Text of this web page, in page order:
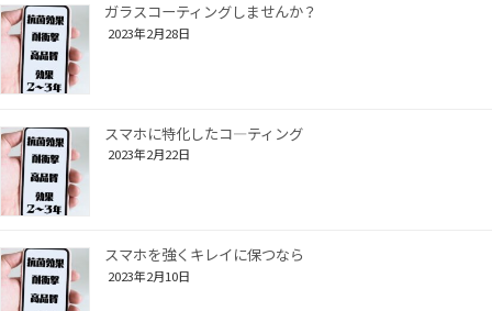
ガラスコーティングしませんか？
2023年2月28日
スマホに特化したコ―ティング
2023年2月22日
スマホを強くキレイに保つなら
2023年2月10日